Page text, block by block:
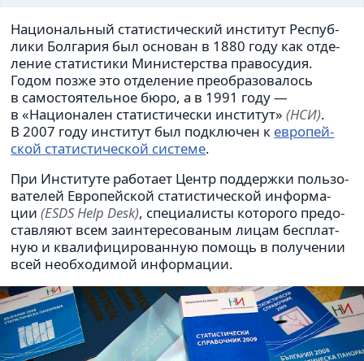
Националь­ный ста­ти­сти­че­ский инсти­тут Респуб­
лики Болгария был осно­ван в 1880 году как отде­
ле­ние ста­ти­стики Министер­ства пра­во­су­дия.
Годом позже это отде­ле­ние пре­об­ра­зо­ва­лось
в само­сто­я­тель­ное бюро, а в 1991 году —
в «Национа­лен ста­ти­сти­че­ски инсти­тут»(НСИ).
В 2007 году инсти­тут был под­клю­чен к евро­пей­
ской ста­ти­сти­че­ской системе.
При Институте рабо­тает Центр под­держки поль­зо­
ва­те­лей Европей­ской ста­ти­сти­че­ской инфор­ма­
ции(ESDS Help Desk), спе­ци­а­ли­сты кото­рого предо­
став­ляют всем заин­те­ре­со­ва­ным лицам бес­плат­
ную и ква­ли­фи­ци­ро­ван­ную помощь в полу­че­нии
всей необ­хо­ди­мой инфор­ма­ции.